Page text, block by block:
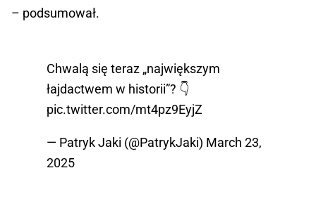
– podsumował.
Chwalą się teraz „największym
łajdactwem w historii”? 👇
pic.twitter.com/mt4pz9EyjZ
— Patryk Jaki (@PatrykJaki) March 23,
2025